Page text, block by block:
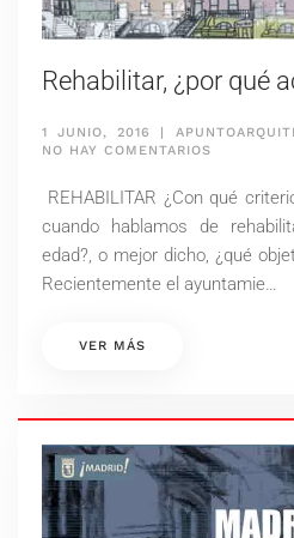
Rehabilitar, ¿por qué
1 JUNIO, 2016
NO HAY COMENTARIOS
QUÉ
REHABILITAR ¿Con qué
cuando hablamos de
edad?, o mejor dicho, ¿qué
Recientemente el ayuntamie…
VER MÁS